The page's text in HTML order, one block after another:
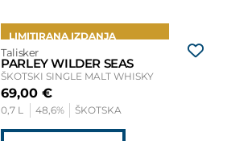
LIMITIRANA IZDANJA
Talisker
PARLEY WILDER SEAS
ŠKOTSKI SINGLE MALT WHISKY
69,00€
0,7 L 48,6% ŠKOTSKA